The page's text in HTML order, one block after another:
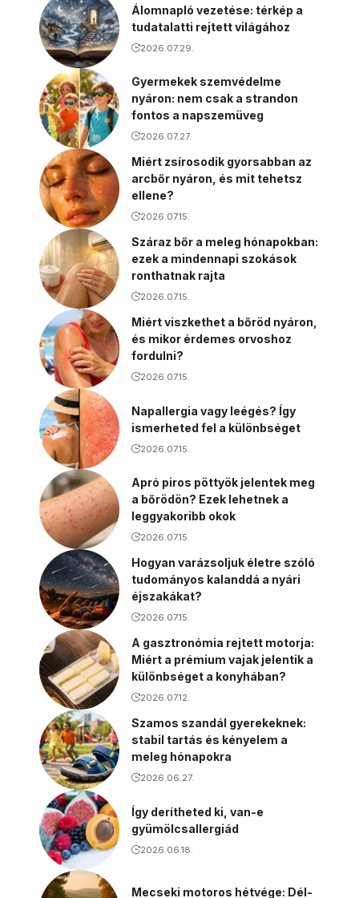
Álomnapló vezetése: térkép a
tudatalatti rejtett világához
2026.07.29.
Gyermekek szemvédelme
nyáron: nem csak a strandon
fontos a napszemüveg
2026.07.27.
Miért zsírosodik gyorsabban az
arcbőr nyáron, és mit tehetsz
ellene?
2026.07.15.
Száraz bőr a meleg hónapokban:
ezek a mindennapi szokások
ronthatnak rajta
2026.07.15.
Miért viszkethet a bőröd nyáron,
és mikor érdemes orvoshoz
fordulni?
2026.07.15.
Napallergia vagy leégés? Így
ismerheted fel a különbséget
2026.07.15.
Apró piros pöttyök jelentek meg
a bőrödön? Ezek lehetnek a
leggyakoribb okok
2026.07.15.
Hogyan varázsoljuk életre szóló
tudományos kalanddá a nyári
éjszakákat?
2026.07.15.
A gasztronómia rejtett motorja:
Miért a prémium vajak jelentik a
különbséget a konyhában?
2026.07.12.
Szamos szandál gyerekeknek:
stabil tartás és kényelem a
meleg hónapokra
2026.06.27.
Így derítheted ki, van-e
gyümölcsallergiád
2026.06.18.
Mecseki motoros hétvége: Dél-